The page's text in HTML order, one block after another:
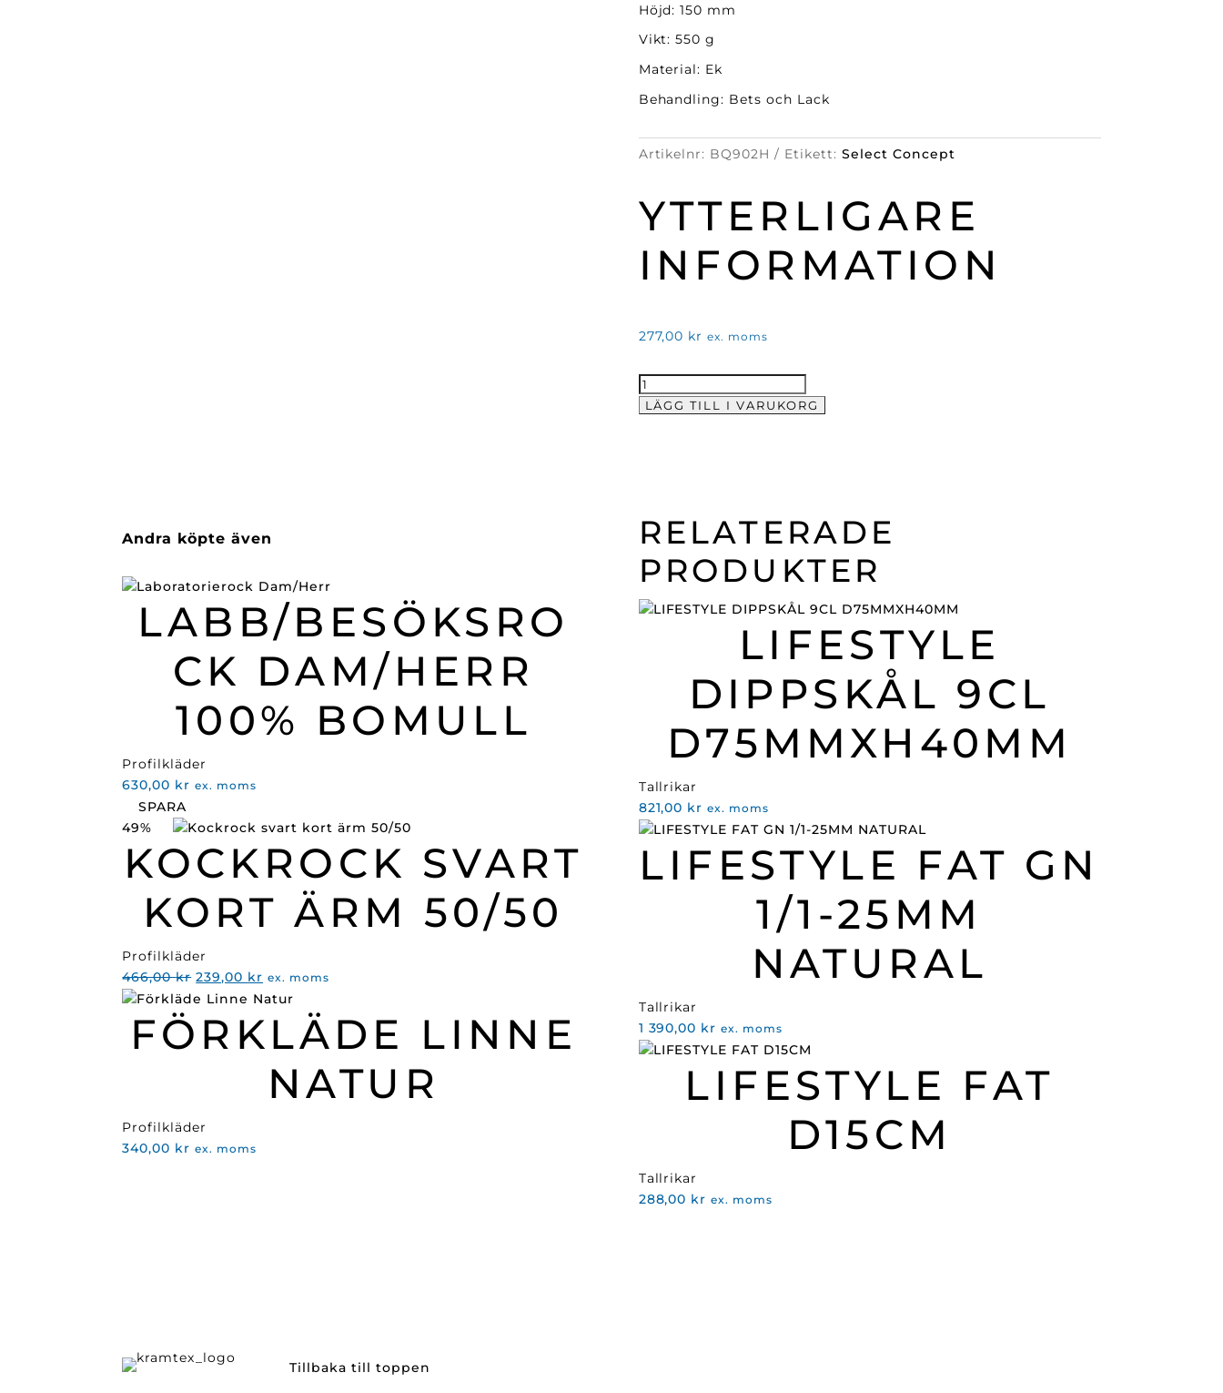
Höjd: 150 mm
Vikt: 550 g
Material: Ek
Behandling: Bets och Lack
Artikelnr: BQ902H Etikett: Select Concept
YTTERLIGARE
INFORMATION
277,00 kr ex. moms
Medium
kub
LÄGG TILL I VARUKORG
Andra köpte även
LABB/BESÖKSRO
CK DAM/HERR
100% BOMULL
Profilkläder
630,00 kr ex. moms
SPARA
49%
KOCKROCK SVART
KORT ÄRM 50/50
Profilkläder
466,00kr Det
ursprungliga
priset
var:
239,00 kr Det
nuvarande
priset
ex. moms
FÖRKLÄDE LINNE
NATUR
Profilkläder
340,00 kr ex. moms
RELATERADE
PRODUKTER
LIFESTYLE
DIPPSKÅL 9CL
D75MMXH40MM
Tallrikar
821,00 kr ex. moms
LIFESTYLE FAT GN
1/1-25MM
NATURAL
Tallrikar
1 390,00 kr ex. moms
LIFESTYLE FAT
D15CM
Tallrikar
288,00 kr ex. moms
Tillbaka till toppen